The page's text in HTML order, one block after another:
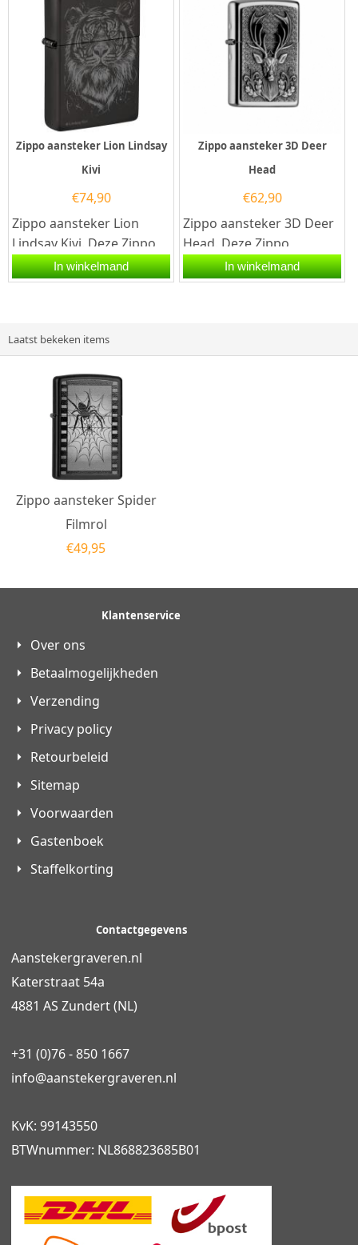
Zippo aansteker Lion Lindsay
Kivi
€74,90
Zippo aansteker Lion
Lindsay Kivi. Deze Zippo
aansteker heeft een
hoogglans Zwarte...
In winkelmand
Zippo aansteker 3D Deer
Head
€62,90
Zippo aansteker 3D Deer
Head. Deze Zippo
aansteker heeft een
geborsteld chromen
In winkelmand
Laatst bekeken items
Zippo aansteker Spider
Filmrol
€49,95
Klantenservice
Over ons
Betaalmogelijkheden
Verzending
Privacy policy
Retourbeleid
Sitemap
Voorwaarden
Gastenboek
Staffelkorting
Contactgegevens
Aanstekergraveren.nl
Katerstraat 54a
4881 AS Zundert (NL)
+31 (0)76 - 850 1667
info@aanstekergraveren.nl
KvK: 99143550
BTWnummer: NL868823685B01